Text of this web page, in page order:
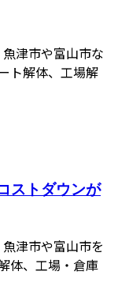
津市や富山市な
ト解体、工場解
ストダウンが
津市や富山市を
体、工場・倉庫